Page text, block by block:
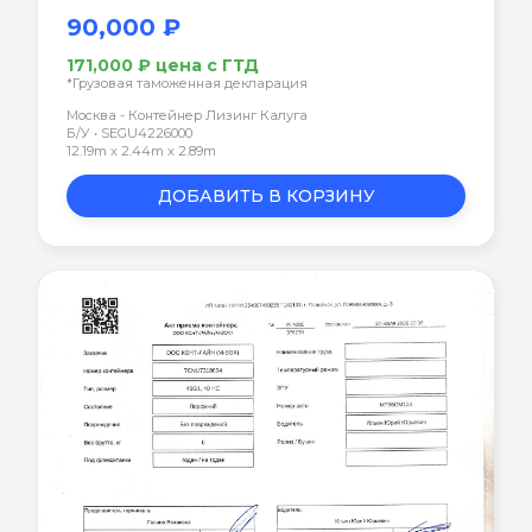
90,000 ₽
171,000 ₽ цена с ГТД
*Грузовая таможенная декларация
Москва - Контейнер Лизинг Калуга
Б/У • SEGU4226000
12.19m x 2.44m x 2.89m
ДОБАВИТЬ В КОРЗИНУ